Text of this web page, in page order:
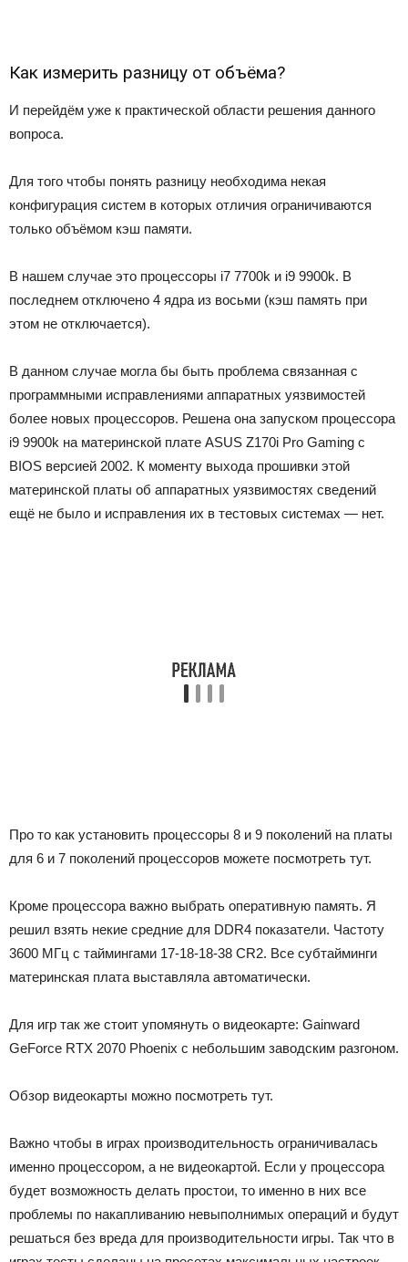
Как измерить разницу от объёма?
И перейдём уже к практической области решения данного
вопроса.
Для того чтобы понять разницу необходима некая
конфигурация систем в которых отличия ограничиваются
только объёмом кэш памяти.
В нашем случае это процессоры i7 7700k и i9 9900k. В
последнем отключено 4 ядра из восьми (кэш память при
этом не отключается).
В данном случае могла бы быть проблема связанная с
программными исправлениями аппаратных уязвимостей
более новых процессоров. Решена она запуском процессора
i9 9900k на материнской плате ASUS Z170i Pro Gaming с
BIOS версией 2002. К моменту выхода прошивки этой
материнской платы об аппаратных уязвимостях сведений
ещё не было и исправления их в тестовых системах — нет.
Про то как установить процессоры 8 и 9 поколений на платы
для 6 и 7 поколений процессоров можете посмотреть тут.
Кроме процессора важно выбрать оперативную память. Я
решил взять некие средние для DDR4 показатели. Частоту
3600 МГц с таймингами 17-18-18-38 CR2. Все субтайминги
материнская плата выставляла автоматически.
Для игр так же стоит упомянуть о видеокарте: Gainward
GeForce RTX 2070 Phoenix с небольшим заводским разгоном.
Обзор видеокарты можно посмотреть тут.
Важно чтобы в играх производительность ограничивалась
именно процессором, а не видеокартой. Если у процессора
будет возможность делать простои, то именно в них все
проблемы по накапливанию невыполнимых операций и будут
решаться без вреда для производительности игры. Так что в